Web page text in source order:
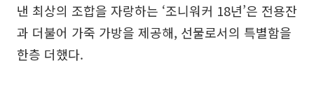
낸 최상의 조합을 자랑하는 ‘조니워커 18년’은 전용잔
과 더불어 가죽 가방을 제공해, 선물로서의 특별함을
한층 더했다.